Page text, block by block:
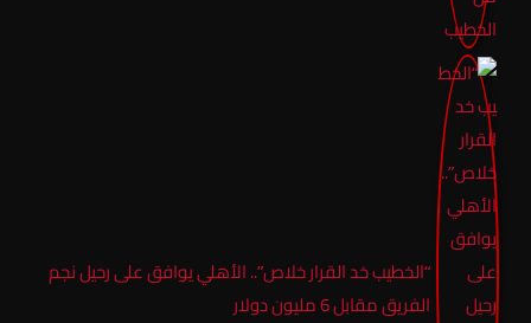
“الخطيب خد القرار خلاص”.. الأهلي يوافق على رحيل نجم
الفريق مقابل 6 مليون دولار